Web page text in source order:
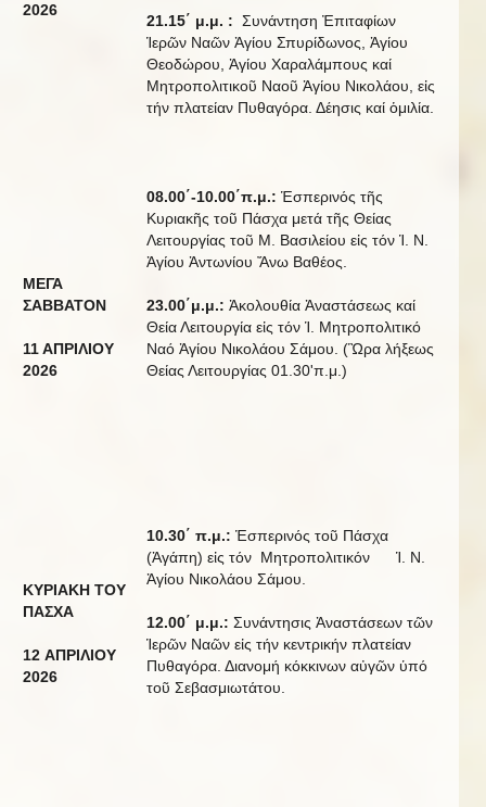
2026
21.15΄ μ.μ. : Συνάντηση Ἐπιταφίων
Ἱερῶν Ναῶν Ἀγίου Σπυρίδωνος, Ἁγίου
Θεοδώρου, Ἁγίου Χαραλάμπους καί
Μητροπολιτικοῦ Ναοῦ Ἁγίου Νικολάου, εἰς
τήν πλατείαν Πυθαγόρα. Δέησις καί ὁμιλία.
ΜΕΓΑ
ΣΑΒΒΑΤΟΝ
11 ΑΠΡΙΛΙΟΥ
2026
08.00΄-10.00΄π.μ.: Ἑσπερινός τῆς
Κυριακῆς τοῦ Πάσχα μετά τῆς Θείας
Λειτουργίας τοῦ Μ. Βασιλείου εἰς τόν Ἱ. Ν.
Ἁγίου Ἀντωνίου Ἄνω Βαθέος.
23.00΄μ.μ.: Ἀκολουθία Ἀναστάσεως καί
Θεία Λειτουργία εἰς τόν Ἱ. Μητροπολιτικό
Ναό Ἁγίου Νικολάου Σάμου. (Ὣρα λήξεως
Θείας Λειτουργίας 01.30'π.μ.)
ΚΥΡΙΑΚΗ ΤΟΥ
ΠΑΣΧΑ
12 ΑΠΡΙΛΙΟΥ
2026
10.30΄ π.μ.: Ἑσπερινός τοῦ Πάσχα
(Ἀγάπη) εἰς τόν Μητροπολιτικόν Ἱ. Ν.
Ἁγίου Νικολάου Σάμου.
12.00΄ μ.μ.: Συνάντησις Ἀναστάσεων τῶν
Ἱερῶν Ναῶν εἰς τήν κεντρικήν πλατείαν
Πυθαγόρα. Διανομή κόκκινων αὐγῶν ὑπό
τοῦ Σεβασμιωτάτου.